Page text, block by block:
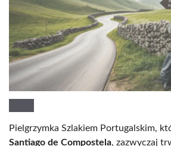
Pielgrzymka Szlakiem Portugalskim,
Santiago de Compostela, zazwyczaj